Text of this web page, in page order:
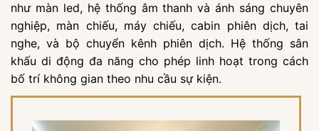
như màn led, hệ thống âm thanh và ánh sáng chuyên
nghiệp, màn chiếu, máy chiếu, cabin phiên dịch, tai
nghe, và bộ chuyển kênh phiên dịch. Hệ thống sân
khấu di động đa năng cho phép linh hoạt trong cách
bố trí không gian theo nhu cầu sự kiện.